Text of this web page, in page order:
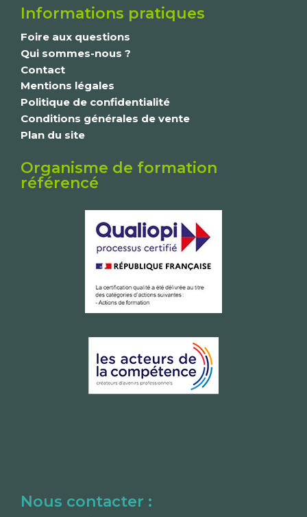
Informations pratiques
Foire aux questions
Qui sommes-nous ?
Contact
Mentions légales
Politique de confidentialité
Conditions générales de vente
Plan du site
Organisme de formation
référencé
Nous contacter :